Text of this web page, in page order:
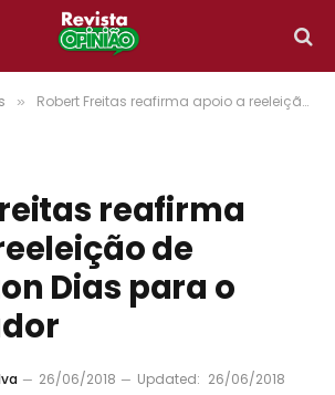
» Robert Freitas reafirma apoio a reeleição de Wellington Dias para o governador
reafirma
de
Dias para o
26/06/2018 Updated: 26/06/2018